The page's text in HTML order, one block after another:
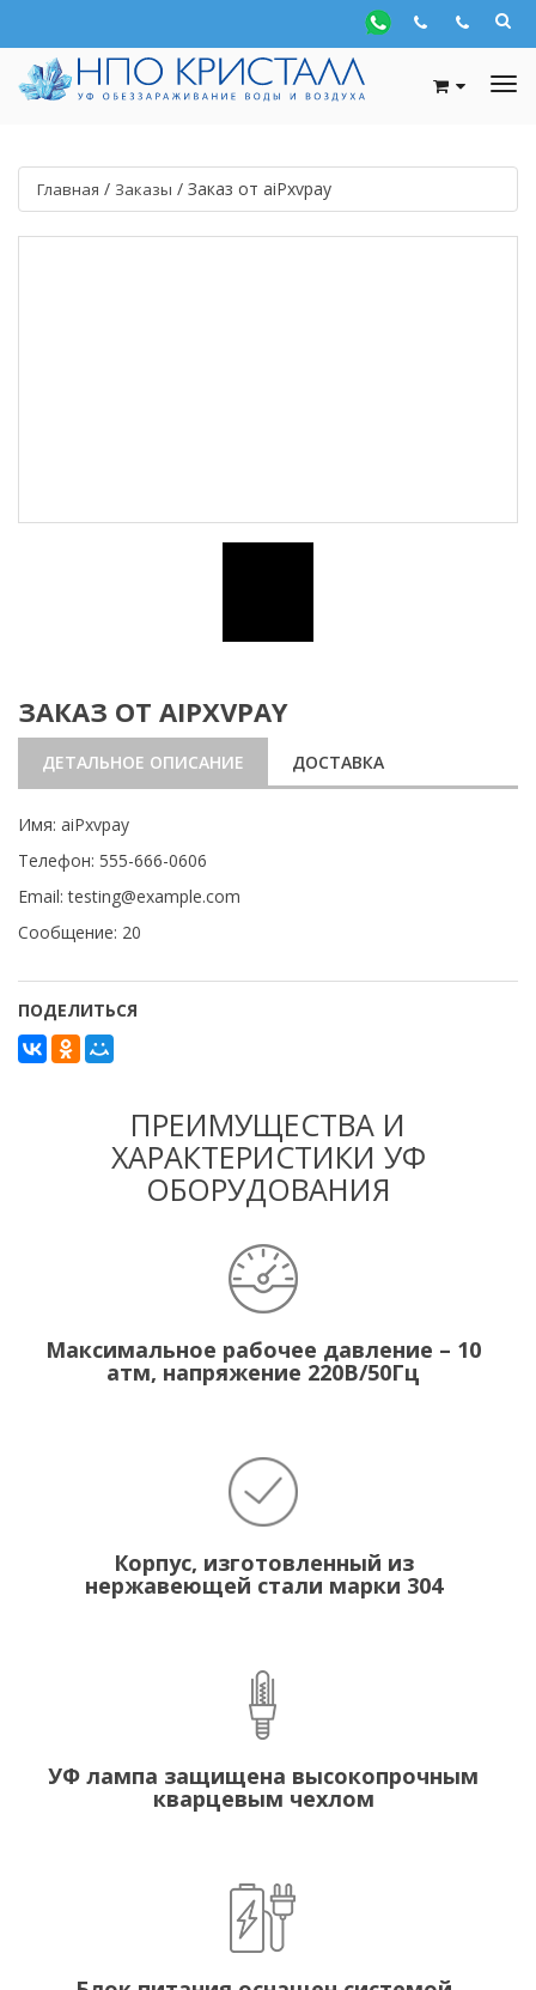
Главная / Заказы / Заказ от aiPxvpay
ЗАКАЗ ОТ AIPXVPAY
ДЕТАЛЬНОЕ ОПИСАНИЕ ДОСТАВКА
Имя: aiPxvpay
Телефон: 555-666-0606
Email: testing@example.com
Сообщение: 20
ПОДЕЛИТЬСЯ
ПРЕИМУЩЕСТВА И
ХАРАКТЕРИСТИКИ УФ
ОБОРУДОВАНИЯ
Максимальное рабочее давление – 10
атм, напряжение 220В/50Гц
Корпус, изготовленный из
нержавеющей стали марки 304
УФ лампа защищена высокопрочным
кварцевым чехлом